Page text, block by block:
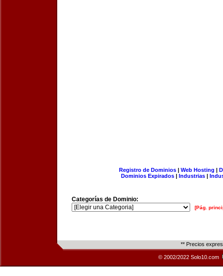
Registro de Dominios| Web Hosting |
Dominios Expirados | Industrias |
Categorías de Dominio:
[Pág.
** Precios
© 2002/2022 Solo10.com